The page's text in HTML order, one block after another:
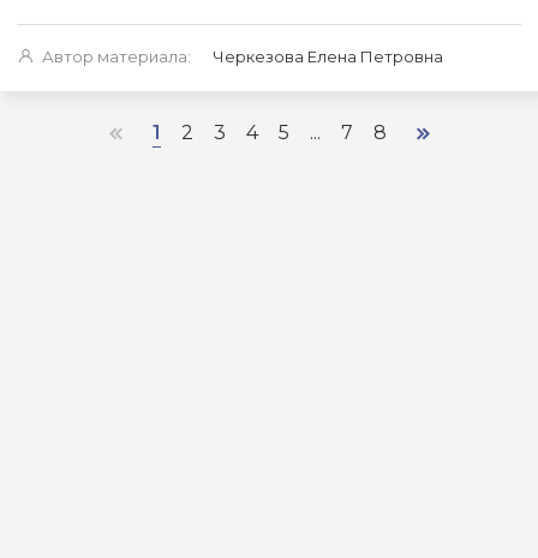
Автор материала: Черкезова Елена Петровна
1 2 3 4 5 ... 7 8